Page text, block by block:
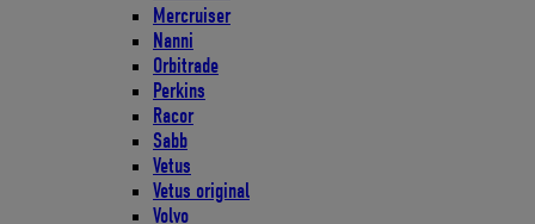
Mercruiser
Nanni
Orbitrade
Perkins
Racor
Sabb
Vetus
Vetus original
Volvo